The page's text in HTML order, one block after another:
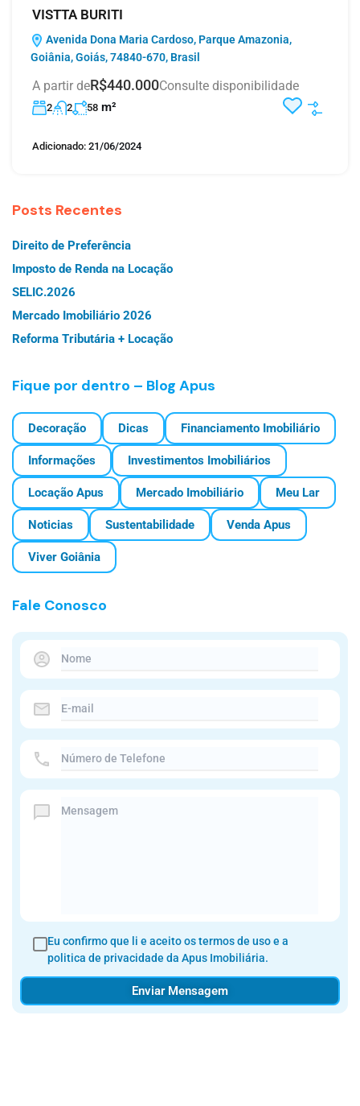
VISTTA BURITI
Avenida Dona Maria Cardoso, Parque Amazonia,
Goiânia, Goiás, 74840-670, Brasil
A partir deR$440.000Consulte disponibilidade
2 2 58 m²
Adicionado: 21/06/2024
Posts Recentes
Direito de Preferência
Imposto de Renda na Locação
SELIC.2026
Mercado Imobiliário 2026
Reforma Tributária + Locação
Fique por dentro – Blog Apus
Decoração Dicas Financiamento Imobiliário
Informações Investimentos Imobiliários
Locação Apus Mercado Imobiliário Meu Lar
Noticias Sustentabilidade Venda Apus
Viver Goiânia
Fale Conosco
Eu confirmo que li e aceito ostermos de uso e a
politica de privacidade da Apus Imobiliária.